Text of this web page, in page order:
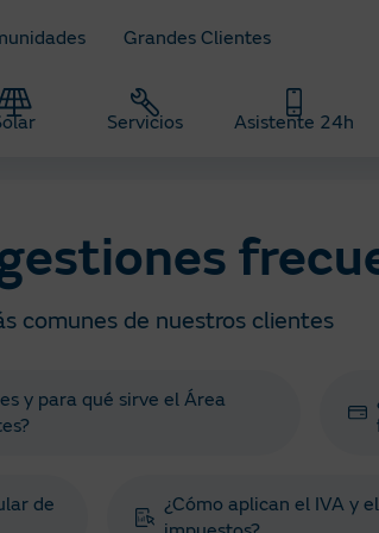
Grandes Clientes
Servicios Asistente 24h
comunes de nuestros clientes
y para qué sirve el Área
de
¿Cómo aplican el IVA y